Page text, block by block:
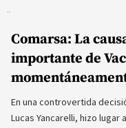
Comarsa: La
importante de
En una controvertida
Lucas Yancarelli, hizo